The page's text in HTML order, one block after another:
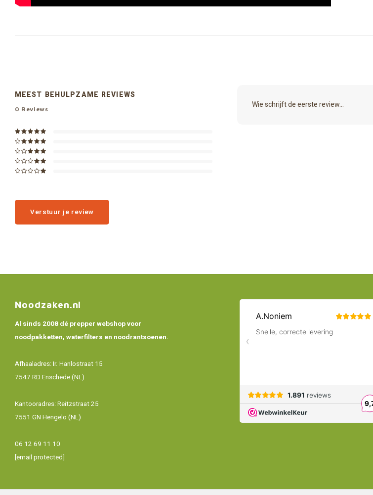
MEEST BEHULPZAME REVIEWS
0 Reviews
Verstuur je review
Wie schrijft de eerste review...
Noodzaken.nl
Al sinds 2008 dé prepper webshop voor
noodpakketten, waterfilters en noodrantsoenen.
Afhaaladres: Ir. Hanlostraat 15
7547 RD Enschede (NL)
Kantooradres: Reitzstraat 25
7551 GN Hengelo (NL)
06 12 69 11 10
[email protected]